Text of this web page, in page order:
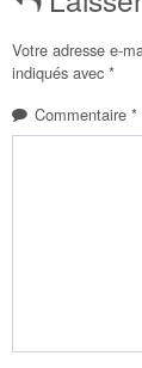
Votre adresse e-
indiqués avec *
Commentaire *